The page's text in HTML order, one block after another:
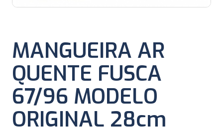
MANGUEIRA AR
QUENTE FUSCA
67/96 MODELO
ORIGINAL 28cm